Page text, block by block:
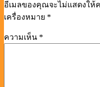
อีเมลของคุณจะไม่แสดงให้
เครื่องหมาย *
ความเห็น *